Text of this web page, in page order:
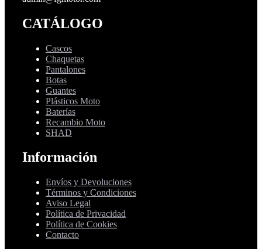
CATÁLOGO
Cascos
Chaquetas
Pantalones
Botas
Guantes
Plásticos Moto
Baterías
Recambio Moto
SHAD
Información
Envíos y Devoluciones
Términos y Condiciones
Aviso Legal
Política de Privacidad
Política de Cookies
Contacto